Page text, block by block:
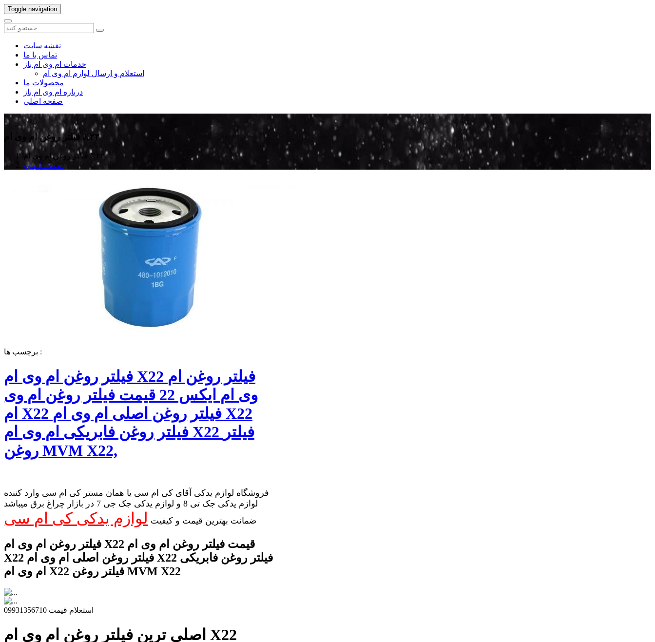
Toggle navigation
نقشه سایت
تماس با ما
خدمات ام وی ام باز
استعلام و ارسال لوازم ام وی ام
محصولات ما
درباره ام وی ام باز
صفحه اصلی
فیلتر روغن ام وی ام X۲۲
فیلتر روغن ام وی ام X۲۲
صفحه اصلی
برچسب ها :
فیلتر روغن ام وی ام X22 فیلتر روغن ام
وی ام ایکس 22 قیمت فیلتر روغن ام وی
ام X22 فیلتر روغن اصلی ام وی ام X22
فیلتر روغن فابریکی ام وی ام X22 فیلتر
روغن MVM X22,
فروشگاه لوازم یدکی آقای کی ام سی یا همان مستر کی ام سی وارد کننده
لوازم یدکی جک تی 8 و لوازم یدکی جک جی 7 در بازار چراغ برق میباشد
ضمانت بهترین قیمت و کیفیت لوازم یدکی کی ام سی
فیلتر روغن ام وی ام X22 قیمت فیلتر روغن ام وی ام
X22 فیلتر روغن اصلی ام وی ام X22 فیلتر روغن فابریکی
ام وی ام X22 فیلتر روغن MVM X22
استعلام قیمت 09931356710
اصلی ترین فیلتر روغن ام وی ام X22